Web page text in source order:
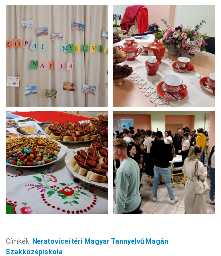
Címkék: Neratovicei téri Magyar Tannyelvű Magán
Szakközépiskola